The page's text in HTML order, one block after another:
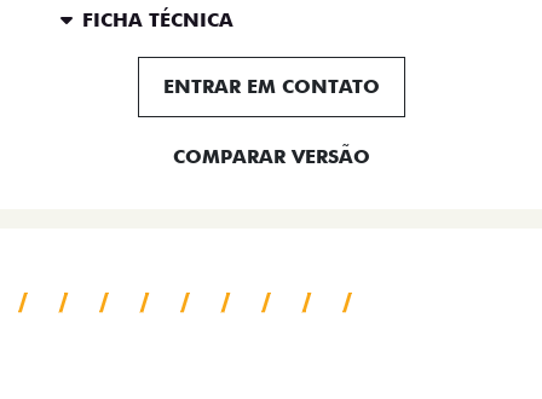
FICHA TÉCNICA
ENTRAR EM CONTATO
COMPARAR VERSÃO